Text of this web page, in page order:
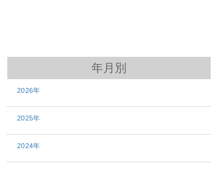
年月別
2026年
2025年
2024年